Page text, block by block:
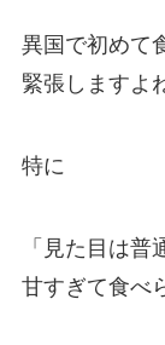
異国で初めて
緊張しますよ
特に
「見た目は
甘すぎて食べ